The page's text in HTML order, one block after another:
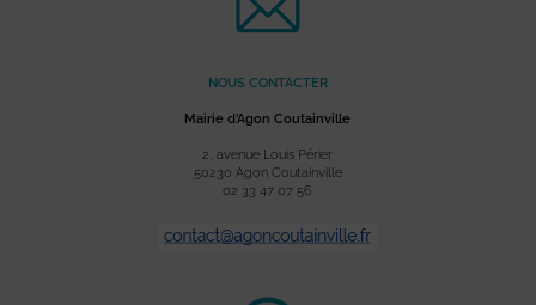
NOUS CONTACTER
Mairie d’Agon Coutainville
2, avenue Louis Périer
50230 Agon Coutainville
02 33 47 07 56